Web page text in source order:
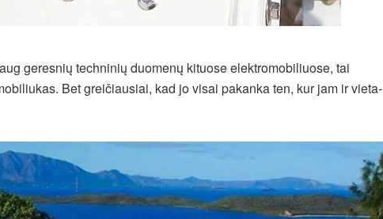
geresnių techninių duomenų kituose elektromobiliuose, tai
Bet greičiausiai, kad jo visai pakanka ten, kur jam ir vieta-